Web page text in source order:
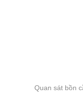
Quan sát bồn